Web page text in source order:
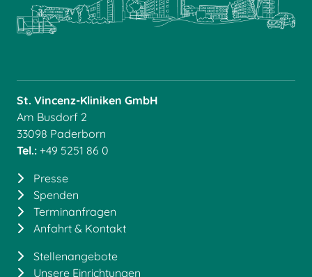
St. Vincenz-Kliniken GmbH
Am Busdorf 2
33098 Paderborn
Tel.: +49 5251 86 0
Presse
Spenden
Terminanfragen
Anfahrt & Kontakt
Stellenangebote
Unsere Einrichtungen